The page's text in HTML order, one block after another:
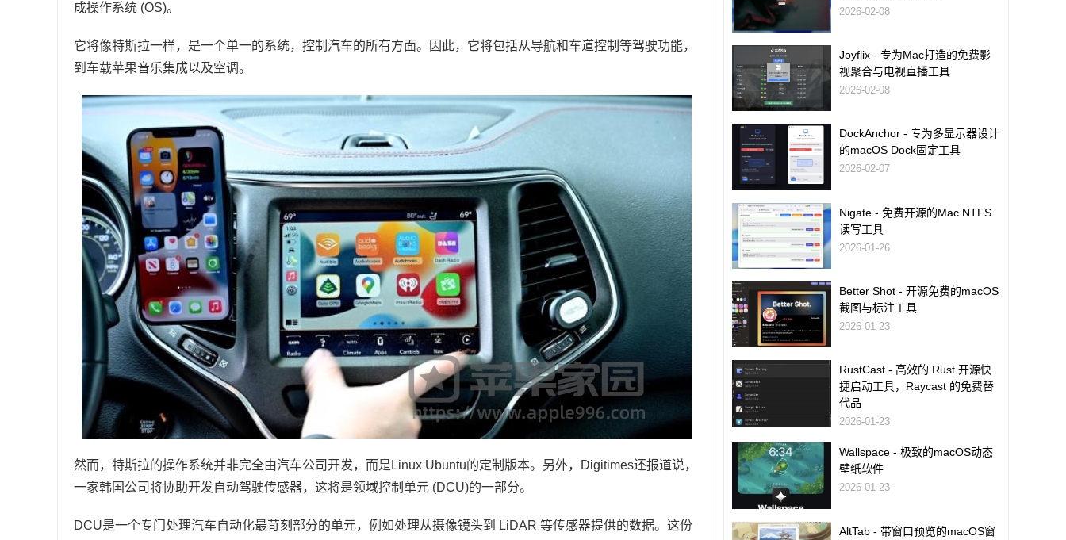
成操作系统 (OS)。
它将像特斯拉一样，是一个单一的系统，控制汽车的所有方面。因此，它将包括从导航和车道控制等驾驶功能，
到车载苹果音乐集成以及空调。
然而，特斯拉的操作系统并非完全由汽车公司开发，而是Linux Ubuntu的定制版本。另外，Digitimes还报道说，
一家韩国公司将协助开发自动驾驶传感器，这将是领域控制单元 (DCU)的一部分。
DCU是一个专门处理汽车自动化最苛刻部分的单元，例如处理从摄像镜头到 LiDAR 等传感器提供的数据。这份
2026-02-08
Joyflix - 专为Mac打造的免费影
视聚合与电视直播工具
2026-02-08
DockAnchor - 专为多显示器设计
的macOS Dock固定工具
2026-02-07
Nigate - 免费开源的Mac NTFS
读写工具
2026-01-26
Better Shot - 开源免费的macOS
截图与标注工具
2026-01-23
RustCast - 高效的 Rust 开源快
捷启动工具，Raycast 的免费替
代品
2026-01-23
Wallspace - 极致的macOS动态
壁纸软件
2026-01-23
AltTab - 带窗口预览的macOS窗